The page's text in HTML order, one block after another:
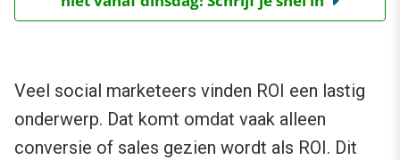
Veel social marketeers vinden ROI een lastig
onderwerp. Dat komt omdat vaak alleen
conversie of sales gezien wordt als ROI. Dit